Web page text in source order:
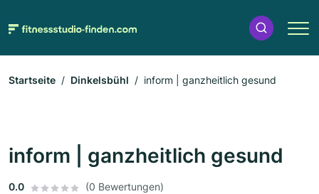
Startseite Dinkelsbühl inform | ganzheitlich gesund
inform | ganzheitlich gesund
0.0 (0 Bewertungen)